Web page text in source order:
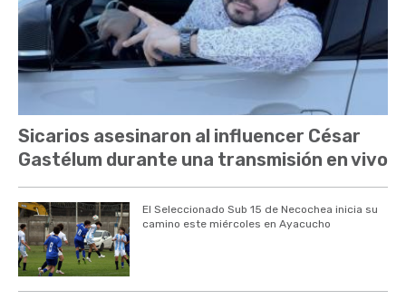
Sicarios asesinaron al influencer César
Gastélum durante una transmisión en vivo
El Seleccionado Sub 15 de Necochea inicia su
camino este miércoles en Ayacucho